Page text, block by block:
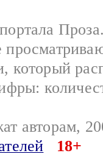
который
авторам,
18+